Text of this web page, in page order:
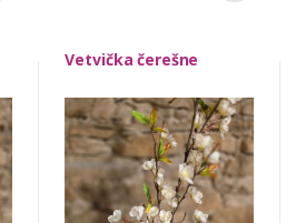
Vetvička čerešne